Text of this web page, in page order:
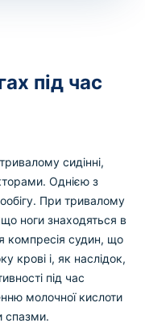
під час
сидінні,
Однією з
При тривалому
ноги знаходяться в
компресія судин, що
крові і, як наслідок,
під час
молочної кислоти
спазми.